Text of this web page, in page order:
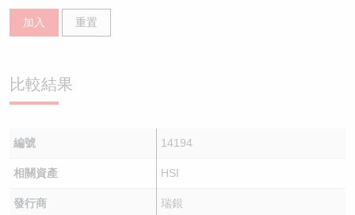
加入 重置
比較結果
編號 14194
相關資產 HSI
發行商 瑞銀